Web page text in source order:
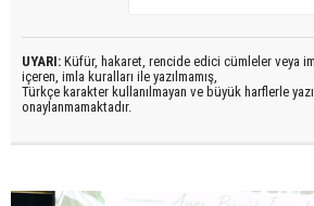
UYARI: Küfür, hakaret, rencide edici cümleler veya
içeren, imla kuralları ile yazılmamış,
Türkçe karakter kullanılmayan ve büyük harflerle
onaylanmamaktadır.